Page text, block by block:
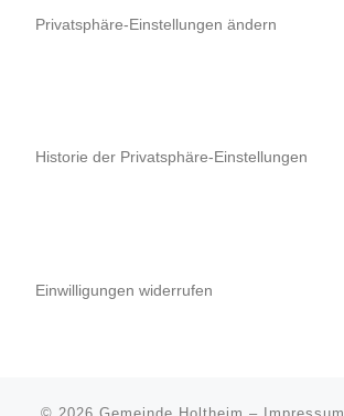
Privatsphäre-Einstellungen ändern
Historie der Privatsphäre-Einstellungen
Einwilligungen widerrufen